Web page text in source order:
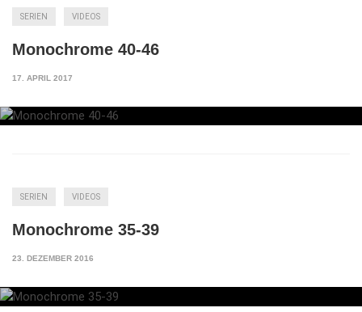
SERIEN VIDEOS
Monochrome 40-46
17. APRIL 2017
SERIEN VIDEOS
Monochrome 35-39
23. DEZEMBER 2016